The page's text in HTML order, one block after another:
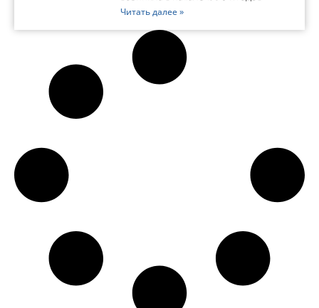
Читать далее »